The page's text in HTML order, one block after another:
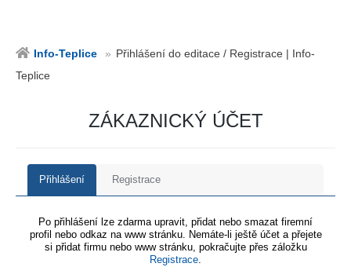
Info-Teplice
Přihlášení do editace / Registrace | Info-
Teplice
ZÁKAZNICKÝ ÚČET
Přihlášení Registrace
Po přihlášení lze zdarma upravit, přidat nebo smazat firemní
profil nebo odkaz na www stránku. Nemáte-li ještě účet a přejete
si přidat firmu nebo www stránku, pokračujte přes záložku
Registrace.